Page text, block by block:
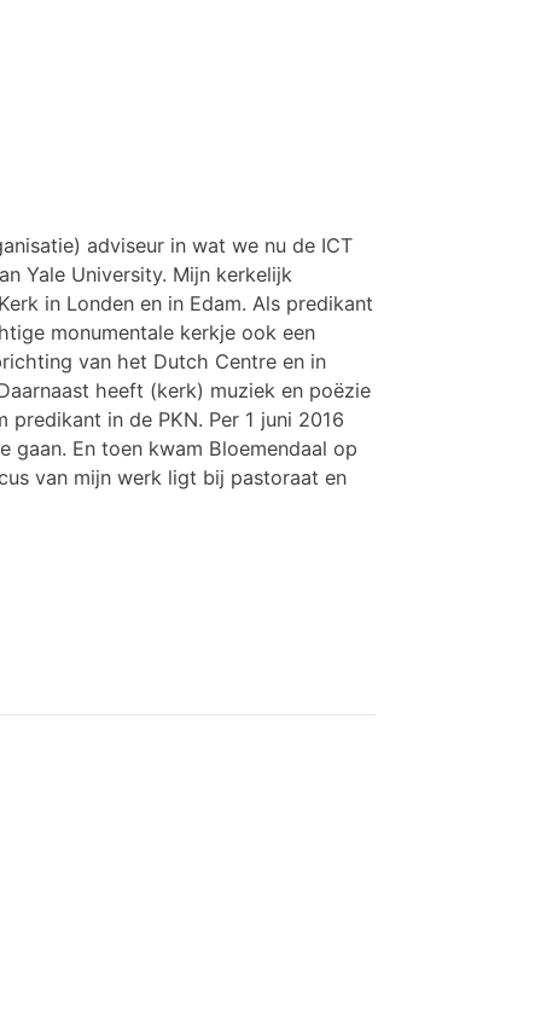
adviseur in wat we nu de ICT
Yale University. Mijn kerkelijk
in Londen en in Edam. Als predikant
monumentale kerkje ook een
van het Dutch Centre en in
heeft (kerk) muziek en poëzie
in de PKN. Per 1 juni 2016
En toen kwam Bloemendaal op
van mijn werk ligt bij pastoraat en